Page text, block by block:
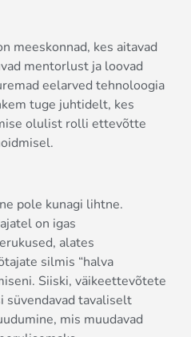
meeskonnad, kes aitavad
mentorlust ja loovad
eelarved tehnoloogia
tuge juhtidelt, kes
olulist rolli ettevõtte
pole kunagi lihtne.
on igas
alates
silmis “halva
Siiski, väikeettevõtete
süvendavad tavaliselt
mis muudavad